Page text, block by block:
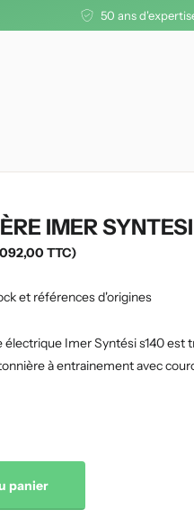
50 ans
IMER
TTC)
et références d'origines
Imer Syntési s140 est
à entrainement avec
panier